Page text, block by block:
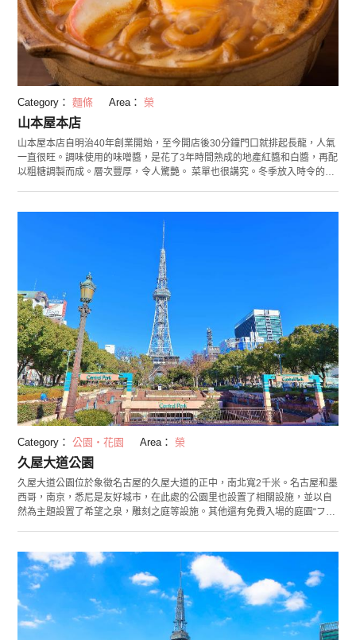
Category： 麵條 Area： 榮
山本屋本店
山本屋本店自明治40年創業開始，至今開店後30分鐘門口就排起長龍，人氣
一直很旺。調味使用的味噌醬，是花了3年時間熟成的地產紅醬和白醬，再配
以粗糖調製而成。層次豐厚，令人驚艷。 菜單也很講究。冬季放入時令的牡
Category： 公園・花園 Area： 榮
久屋大道公園
久屋大道公園位於象徵名古屋的久屋大道的正中，南北寬2千米。名古屋和墨
西哥，南京，悉尼是友好城市，在此處的公園里也設置了相關設施，並以自
然為主題設置了希望之泉，雕刻之庭等設施。其他還有免費入場的庭園“フラ